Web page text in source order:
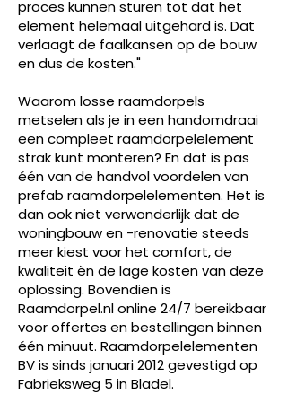
proces kunnen sturen tot dat het
element helemaal uitgehard is. Dat
verlaagt de faalkansen op de bouw
en dus de kosten."
Waarom losse raamdorpels
metselen als je in een handomdraai
een compleet raamdorpelelement
strak kunt monteren? En dat is pas
één van de handvol voordelen van
prefab raamdorpelelementen. Het is
dan ook niet verwonderlijk dat de
woningbouw en -renovatie steeds
meer kiest voor het comfort, de
kwaliteit èn de lage kosten van deze
oplossing. Bovendien is
Raamdorpel.nl online 24/7 bereikbaar
voor offertes en bestellingen binnen
één minuut. Raamdorpelelementen
BV is sinds januari 2012 gevestigd op
Fabrieksweg 5 in Bladel.